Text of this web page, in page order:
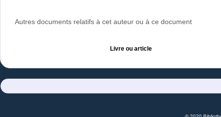
Autres documents relatifs à cet auteur ou à ce document
Livre ou article